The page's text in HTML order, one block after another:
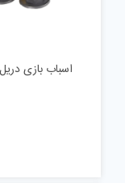
اسباب بازی دریل مدل 883